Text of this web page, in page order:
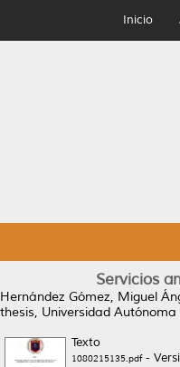
Inicio
Servicios
Hernández Gómez, Miguel
thesis, Universidad Autónoma
Texto
1080215135.pdf-